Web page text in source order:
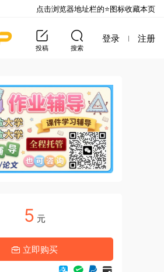
投稿 搜索
登录 注册
5 元
立即购买
点击浏览器地址栏的⭐图标收藏本页